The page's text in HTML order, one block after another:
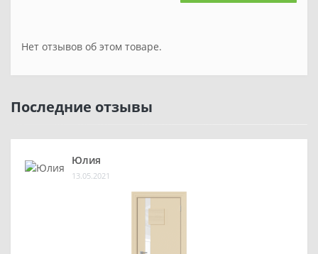
Нет отзывов об этом товаре.
Последние отзывы
Юлия
13.05.2021